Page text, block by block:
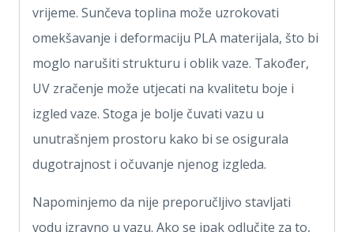
vrijeme. Sunčeva toplina može uzrokovati
omekšavanje i deformaciju PLA materijala, što bi
moglo narušiti strukturu i oblik vaze. Također,
UV zračenje može utjecati na kvalitetu boje i
izgled vaze. Stoga je bolje čuvati vazu u
unutrašnjem prostoru kako bi se osigurala
dugotrajnost i očuvanje njenog izgleda.
Napominjemo da nije preporučljivo stavljati
vodu izravno u vazu. Ako se ipak odlučite za to,